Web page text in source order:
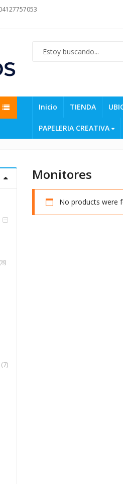
Inicio TIENDA
PAPELERIA CREATIVA
Monitores
No products were
(8)
(7)